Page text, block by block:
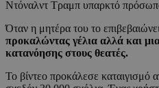
Ντόναλντ Τραμπ υπαρκτό
Όταν η μητέρα του το
προκαλώντας γέλια αλλά και
κατανόησης στους θεατές.
Το βίντεο προκάλεσε καταιγισμό